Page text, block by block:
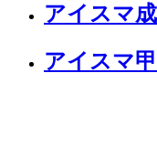
アイスマ
アイスマ